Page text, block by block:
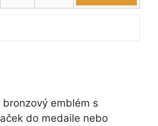
množství
emblém s
do medaile nebo